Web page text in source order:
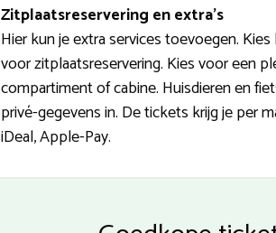
Zitplaatsreservering en extra’s
Hier kun je extra services toevoegen.
voor zitplaatsreservering. Kies voor een
compartiment of cabine. Huisdieren en
privé-gegevens in. De tickets krijg je per
iDeal, Apple-Pay.